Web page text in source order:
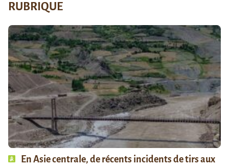
RUBRIQUE
En Asie centrale, de récents incidents de tirs aux